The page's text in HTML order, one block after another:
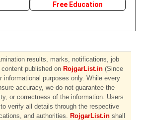
Free Education
results, marks, notifications, job
published on RojgarList.in(Since
informational purposes only. While every
accuracy, we do not guarantee the
or correctness of the information. Users
verify all details through the respective
and authorities. RojgarList.inshall